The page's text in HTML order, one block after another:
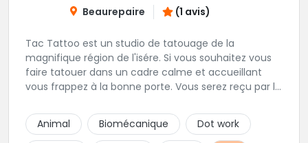
Beaurepaire (1 avis)
Tac Tattoo est un studio de tatouage de la
magnifique région de l'isére. Si vous souhaitez vous
faire tatouer dans un cadre calme et accueillant
vous frappez à la bonne porte. Vous serez reçu par le
sympathique.
Animal Biomécanique
Dot work